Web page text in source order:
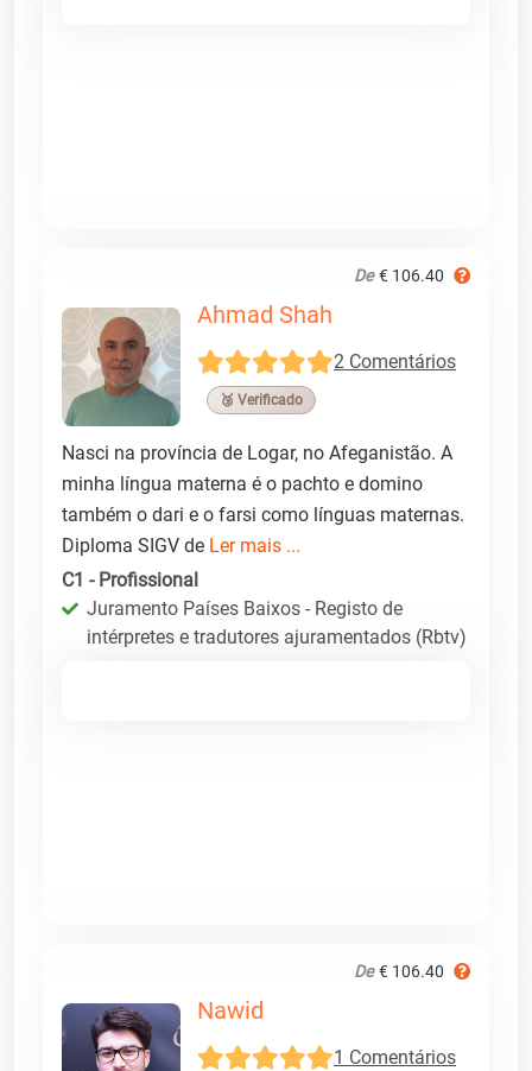
De € 106.40
Ahmad Shah
2 Comentários
🥉 Verificado
Nasci na província de Logar, no Afeganistão. A
minha língua materna é o pachto e domino
também o dari e o farsi como línguas maternas.
Diploma SIGV de Ler mais ...
C1 - Profissional
Juramento Países Baixos - Registo de
intérpretes e tradutores ajuramentados (Rbtv)
De € 106.40
Nawid
1 Comentários